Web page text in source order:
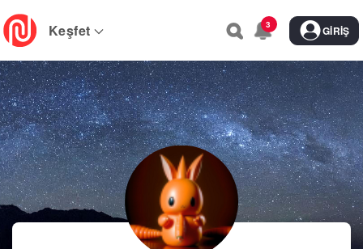
Skip
to
main
navigation
Keşfet 3 GIRIŞ